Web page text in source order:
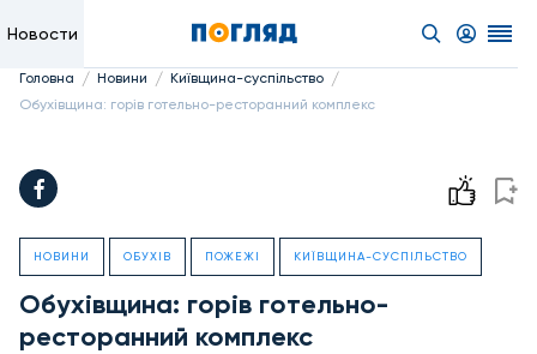
Новости
Головна / Новини / Київщина-суспільство /
Обухівщина: горів готельно-ресторанний комплекс
НОВИНИ ОБУХІВ ПОЖЕЖІ КИЇВЩИНА-СУСПІЛЬСТВО
Обухівщина: горів готельно-
ресторанний комплекс